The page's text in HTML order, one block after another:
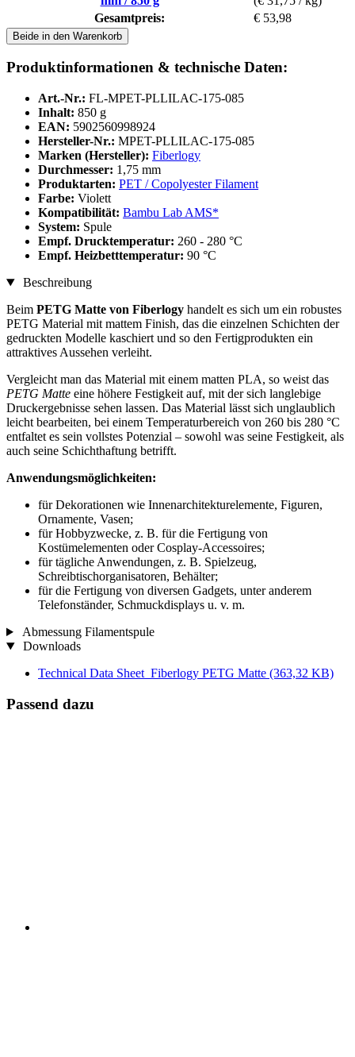
Gesamtpreis:
€ 53,98
Beide in den Warenkorb
Produktinformationen & technische Daten:
Art.-Nr.: FL-MPET-PLLILAC-175-085
Inhalt: 850 g
EAN: 5902560998924
Hersteller-Nr.: MPET-PLLILAC-175-085
Marken (Hersteller): Fiberlogy
Durchmesser: 1,75 mm
Produktarten: PET / Copolyester Filament
Farbe: Violett
Kompatibilität: Bambu Lab AMS*
System: Spule
Empf. Drucktemperatur: 260 - 280 °C
Empf. Heizbetttemperatur: 90 °C
Beschreibung
Beim PETG Matte von Fiberlogy handelt es sich um ein robustes
PETG Material mit mattem Finish, das die einzelnen Schichten der
gedruckten Modelle kaschiert und so den Fertigprodukten ein
attraktives Aussehen verleiht.
Vergleicht man das Material mit einem matten PLA, so weist das
PETG Matte eine höhere Festigkeit auf, mit der sich langlebige
Druckergebnisse sehen lassen. Das Material lässt sich unglaublich
leicht bearbeiten, bei einem Temperaturbereich von 260 bis 280 °C
entfaltet es sein vollstes Potenzial – sowohl was seine Festigkeit, als
auch seine Schichthaftung betrifft.
Anwendungsmöglichkeiten:
für Dekorationen wie Innenarchitekturelemente, Figuren,
Ornamente, Vasen;
für Hobbyzwecke, z. B. für die Fertigung von
Kostümelementen oder Cosplay-Accessoires;
für tägliche Anwendungen, z. B. Spielzeug,
Schreibtischorganisatoren, Behälter;
für die Fertigung von diversen Gadgets, unter anderem
Telefonständer, Schmuckdisplays u. v. m.
Abmessung Filamentspule
Downloads
Technical Data Sheet_Fiberlogy PETG Matte (363,32 KB)
Passend dazu